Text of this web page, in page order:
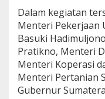
Dalam kegiatan
Menteri Pekerjaan
Basuki
Pratikno, Menteri
Menteri Koperasi
Menteri Pertanian
Gubernur